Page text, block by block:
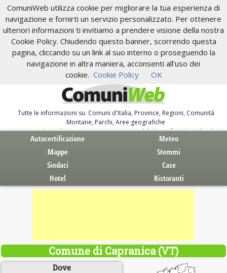
ComuniWeb utilizza cookie per migliorare la tua esperienza di
navigazione e fornirti un servizio personalizzato. Per ottenere
ulteriori informazioni ti invitiamo a prendere visione della nostra
Cookie Policy. Chiudendo questo banner, scorrendo questa
pagina, cliccando su un link al suo interno o proseguendo la
navigazione in altra maniera, acconsenti all'uso dei
cookie. Cookie Policy OK
Tutte le informazioni su: Comuni d'Italia, Province, Regioni, Comunità
Montane, Parchi, Aree geografiche
Servizi al Cittadino. Autocertificazione, moduli, leggi, free download
Autocertificazione
Meteo
Mappe
Stemmi
Sindaci
Case
Hotel
Ristoranti
Comune di Capranica (VT)
Dove